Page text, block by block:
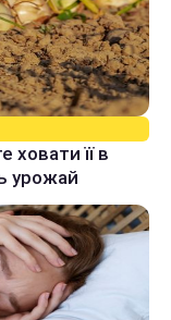
її в
урожай